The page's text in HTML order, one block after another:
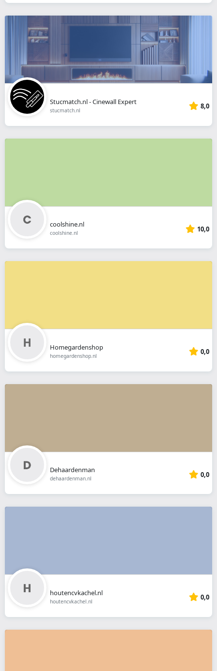
Stucmatch.nl - Cinewall Expert
stucmatch.nl 8,0
coolshine.nl
coolshine.nl 10,0
Homegardenshop
homegardenshop.nl 0,0
Dehaardenman
dehaardenman.nl 0,0
houtencvkachel.nl
houtencvkachel.nl 0,0